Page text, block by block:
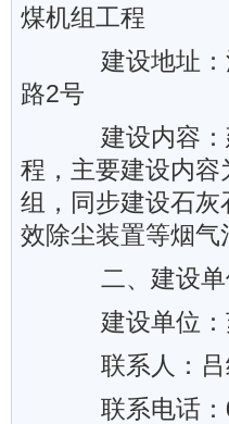
煤机组工程
建设地址：
路2号
建设内容：
程，主要建设内
组，同步建设石
效除尘装置等烟气
二、建设单
建设单位：
联系人：吕
联系电话：